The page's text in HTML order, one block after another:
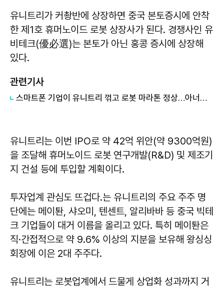
유니트리가 커촹반에 상장하면 중국 본토증시에 안착
한 제1호 휴머노이드 로봇 상장사가 된다. 경쟁사인 유
비테크(優必選)는 본토가 아닌 홍콩 증시에 상장해
있다.
관련기사
스마트폰 기업이 유니트리 꺾고 로봇 마라톤 정상…아너의 비결은
유니트리는 이번 IPO로 약 42억 위안(약 9300억원)
을 조달해 휴머노이드 로봇 연구개발(R&D) 및 제조기
지 건설 등에 투입할 계획이다.
투자업계 관심도 뜨겁다.는 유니트리의 주요 주주 명
단에는 메이퇀, 샤오미, 텐센트, 알리바바 등 중국 빅테
크 기업들이 대거 이름을 올리고 있다. 특히 메이퇀은
직·간접적으로 약 9.6% 이상의 지분을 보유해 왕싱싱
회장에 이은 2대 주주다.
유니트리는 로봇업계에서 드물게 상업화 성과까지 거